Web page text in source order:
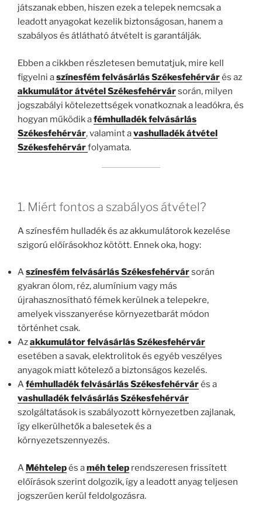
játszanak ebben, hiszen ezek a telepek nemcsak a
leadott anyagokat kezelik biztonságosan, hanem a
szabályos és átlátható átvételt is garantálják.
Ebben a cikkben részletesen bemutatjuk, mire kell
figyelni aszínesfém felvásárlás Székesfehérvárés az
akkumulátor átvétel Székesfehérvársorán, milyen
jogszabályi kötelezettségek vonatkoznak a leadókra, és
hogyan működik afémhulladék felvásárlás
Székesfehérvár, valamint avashulladék átvétel
Székesfehérvárfolyamata.
1. Miért fontos a szabályos átvétel?
A színesfém hulladék és az akkumulátorok kezelése
szigorú előírásokhoz kötött. Ennek oka, hogy:
Aszínesfém felvásárlás Székesfehérvársorán
gyakran ólom, réz, alumínium vagy más
újrahasznosítható fémek kerülnek a telepekre,
amelyek visszanyerése környezetbarát módon
történhet csak.
Azakkumulátor felvásárlás Székesfehérvár
esetében a savak, elektrolitok és egyéb veszélyes
anyagok miatt kötelező a biztonságos kezelés.
Afémhulladék felvásárlás Székesfehérvárés a
vashulladék felvásárlás Székesfehérvár
szolgáltatások is szabályozott környezetben zajlanak,
így elkerülhetők a balesetek és a
környezetszennyezés.
A Méhtelepés améh telep rendszeresen frissített
előírások szerint dolgozik, így a leadott anyag teljesen
jogszerűen kerül feldolgozásra.